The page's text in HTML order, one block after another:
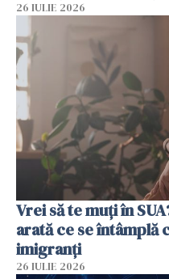
26 IULIE 2026
Vrei să te muți în
arată ce se întâmplă
imigranți
26 IULIE 2026